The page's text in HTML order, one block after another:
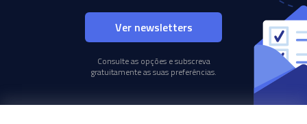
Ver newsletters
Consulte as opções e subscreva
gratuitamente as suas preferências.